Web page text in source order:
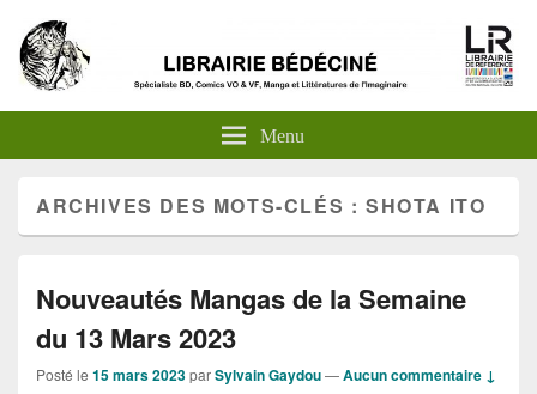
Menu
ARCHIVES DES MOTS-CLÉS :SHOTA ITO
Nouveautés Mangas de la Semaine
du 13 Mars 2023
Posté le 15 mars 2023parSylvain Gaydou—Aucun commentaire ↓